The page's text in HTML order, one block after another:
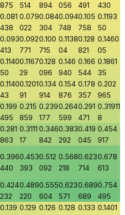
875
514
894
056
491
430
0.081
438
0.079
022
0.084
304
0.094
748
0.105
758
0.1193
50
0.093
413
0.092
771
0.100
715
0.1138
04
0.128
821
0.1460
05
0.1140
50
0.1167
29
0.128
096
0.146
940
0.166
544
0.1861
35
0.1140
43
0.1201
91
0.134
914
0.154
876
0.178
357
0.202
965
0.199
495
0.215
859
0.239
177
0.264
599
0.291
471
0.31911
8
0.281
863
0.3111
17
0.346
842
0.383
292
0.419
045
0.454
917
0.396
440
0.453
393
0.512
092
0.568
218
0.623
714
0.678
613
0.424
232
0.489
220
0.555
604
0.623
571
0.689
689
0.754
495
0.139 0.129 0.126 0.128 0.133 0.1401